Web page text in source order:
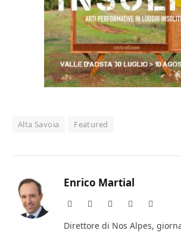
Alta Savoia Featured
Enrico Martial
Website Facebook Instagram
Direttore di Nos Alpes,